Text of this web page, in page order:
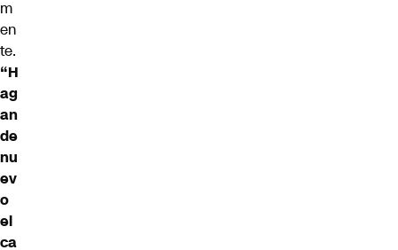
m
en
te.
“H
ag
an
de
nu
ev
o
el
ca